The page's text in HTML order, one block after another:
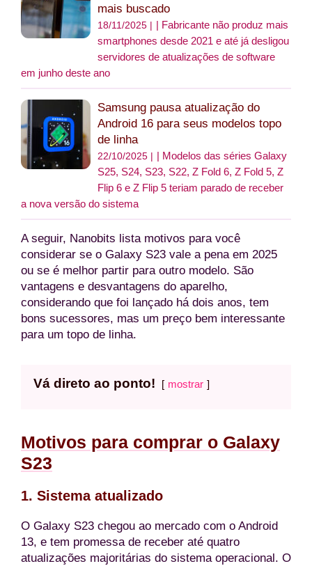
mais buscado
18/11/2025 |
Fabricante não produz mais
smartphones desde 2021 e até já desligou
servidores de atualizações de software
em junho deste ano
Samsung pausa atualização do
Android 16 para seus modelos topo
de linha
22/10/2025 |
Modelos das séries Galaxy
S25, S24, S23, S22, Z Fold 6, Z Fold 5, Z
Flip 6 e Z Flip 5 teriam parado de receber
a nova versão do sistema
A seguir, Nanobits lista motivos para você
considerar se o Galaxy S23 vale a pena em 2025
ou se é melhor partir para outro modelo. São
vantagens e desvantagens do aparelho,
considerando que foi lançado há dois anos, tem
bons sucessores, mas um preço bem interessante
para um topo de linha.
Vá direto ao ponto! mostrar
Motivos para comprar o Galaxy
S23
1. Sistema atualizado
O Galaxy S23 chegou ao mercado com o Android
13, e tem promessa de receber até quatro
atualizações majoritárias do sistema operacional. O